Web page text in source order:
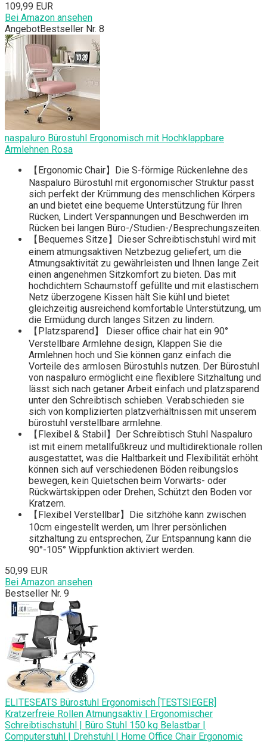
109,99 EUR
Bei Amazon ansehen
AngebotBestseller Nr. 8
naspaluro Bürostuhl Ergonomisch mit Hochklappbare
Armlehnen Rosa
【Ergonomic Chair】Die S-förmige Rückenlehne des
Naspaluro Bürostuhl mit ergonomischer Struktur passt
sich perfekt der Krümmung des menschlichen Körpers
an und bietet eine bequeme Unterstützung für Ihren
Rücken, Lindert Verspannungen und Beschwerden im
Rücken bei langen Büro-/Studien-/Besprechungszeiten.
【Bequemes Sitze】Dieser Schreibtischstuhl wird mit
einem atmungsaktiven Netzbezug geliefert, um die
Atmungsaktivität zu gewährleisten und Ihnen lange Zeit
einen angenehmen Sitzkomfort zu bieten. Das mit
hochdichtem Schaumstoff gefüllte und mit elastischem
Netz überzogene Kissen hält Sie kühl und bietet
gleichzeitig ausreichend komfortable Unterstützung, um
die Ermüdung durch langes Sitzen zu lindern.
【Platzsparend】 Dieser office chair hat ein 90°
Verstellbare Armlehne design, Klappen Sie die
Armlehnen hoch und Sie können ganz einfach die
Vorteile des armlosen Bürostuhls nutzen. Der Bürostuhl
von naspaluro ermöglicht eine flexiblere Sitzhaltung und
lässt sich nach getaner Arbeit einfach und platzsparend
unter den Schreibtisch schieben. Verabschieden sie
sich von komplizierten platzverhältnissen mit unserem
bürostuhl verstellbare armlehne.
【Flexibel & Stabil】Der Schreibtisch Stuhl Naspaluro
ist mit einem metallfußkreuz und multidirektionale rollen
ausgestattet, was die Haltbarkeit und Flexibilität erhöht.
können sich auf verschiedenen Böden reibungslos
bewegen, kein Quietschen beim Vorwärts- oder
Rückwärtskippen oder Drehen, Schützt den Boden vor
Kratzern.
【Flexibel Verstellbar】Die sitzhöhe kann zwischen
10cm eingestellt werden, um Ihrer persönlichen
sitzhaltung zu entsprechen, Zur Entspannung kann die
90°-105° Wippfunktion aktiviert werden.
50,99 EUR
Bei Amazon ansehen
Bestseller Nr. 9
ELITESEATS Bürostuhl Ergonomisch [TESTSIEGER]
Kratzerfreie Rollen Atmungsaktiv | Ergonomischer
Schreibtischstuhl | Büro Stuhl 150 kg Belastbar |
Computerstuhl | Drehstuhl | Home Office Chair Ergonomic